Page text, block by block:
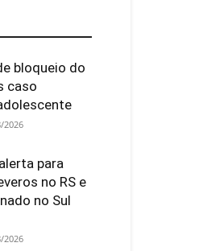
bloqueio do
caso
2026
para
no RS e
no Sul
2026